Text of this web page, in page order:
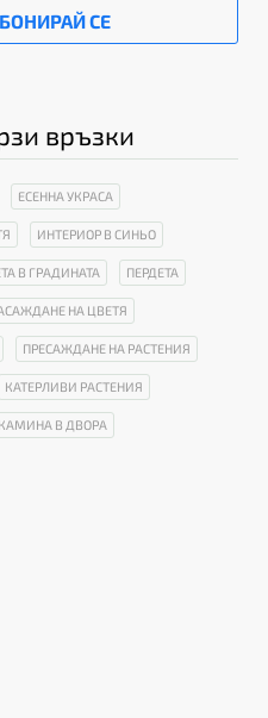
СЕ
връзки
ЕСЕННА УКРАСА
ИНТЕРИОР В СИНЬО
В ГРАДИНАТА ПЕРДЕТА
НА ЦВЕТЯ
ПРЕСАЖДАНЕ НА РАСТЕНИЯ
КАТЕРЛИВИ РАСТЕНИЯ
КАМИНА В ДВОРА